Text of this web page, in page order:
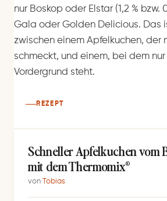
nur Boskop oder Elstar (1,2 % bzw.
Gala oder Golden Delicious. Das
zwischen einem Apfelkuchen, der
schmeckt, und einem, bei dem
Vordergrund steht.
REZEPT
Schneller Apfelkuchen vom
mit dem Thermomix®
von Tobias